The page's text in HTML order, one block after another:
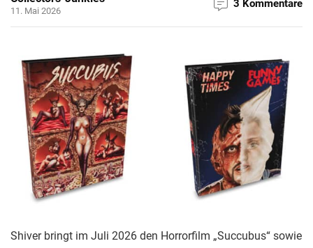
11. Mai 2026
3 Kommentare
Shiver bringt im Juli 2026 den Horrorfilm „Succubus“ sowie